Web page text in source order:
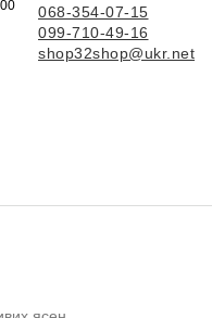
00
068-354-07-15
099-710-49-16
shop32shop@ukr.net